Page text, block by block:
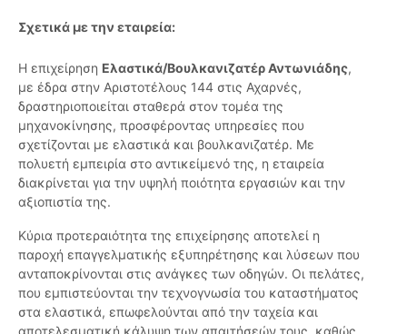
Σχετικά με την εταιρεία:
Η επιχείρηση Ελαστικά/Βουλκανιζατέρ Αντωνιάδης,
με έδρα στην Αριστοτέλους 144 στις Αχαρνές,
δραστηριοποιείται σταθερά στον τομέα της
μηχανοκίνησης, προσφέροντας υπηρεσίες που
σχετίζονται με ελαστικά και βουλκανιζατέρ. Με
πολυετή εμπειρία στο αντικείμενό της, η εταιρεία
διακρίνεται για την υψηλή ποιότητα εργασιών και την
αξιοπιστία της.
Κύρια προτεραιότητα της επιχείρησης αποτελεί η
παροχή επαγγελματικής εξυπηρέτησης και λύσεων που
ανταποκρίνονται στις ανάγκες των οδηγών. Οι πελάτες,
που εμπιστεύονται την τεχνογνωσία του καταστήματος
στα ελαστικά, επωφελούνται από την ταχεία και
αποτελεσματική κάλυψη των απαιτήσεών τους, καθώς